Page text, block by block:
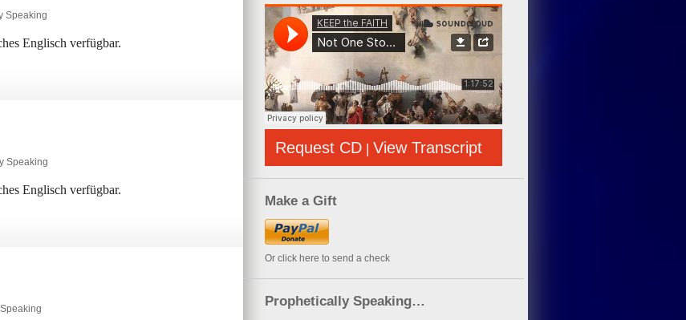
Speaking
Englisch verfügbar.
Speaking
Englisch verfügbar.
Request CD | View Transcript
Make a Gift
Or click here to send a check
Prophetically Speaking…